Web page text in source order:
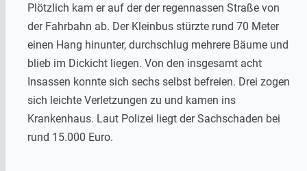
Plötzlich kam er auf der der regennassen Straße von
der Fahrbahn ab. Der Kleinbus stürzte rund 70 Meter
einen Hang hinunter, durchschlug mehrere Bäume und
blieb im Dickicht liegen. Von den insgesamt acht
Insassen konnte sich sechs selbst befreien. Drei zogen
sich leichte Verletzungen zu und kamen ins
Krankenhaus. Laut Polizei liegt der Sachschaden bei
rund 15.000 Euro.